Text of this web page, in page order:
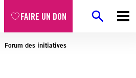
FAIRE UN DON
Forum des initiatives